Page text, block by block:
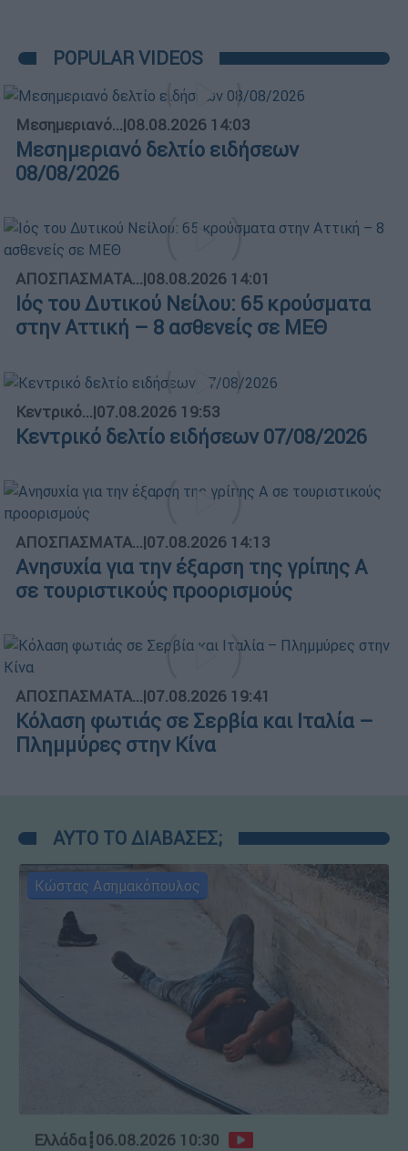
POPULAR VIDEOS
Μεσημεριανό...|08.08.2026 14:03
Μεσημεριανό δελτίο ειδήσεων
08/08/2026
ΑΠΟΣΠΑΣΜΑΤΑ...|08.08.2026 14:01
Ιός του Δυτικού Νείλου: 65 κρούσματα
στην Αττική – 8 ασθενείς σε ΜΕΘ
Κεντρικό...|07.08.2026 19:53
Κεντρικό δελτίο ειδήσεων 07/08/2026
ΑΠΟΣΠΑΣΜΑΤΑ...|07.08.2026 14:13
Ανησυχία για την έξαρση της γρίπης Α
σε τουριστικούς προορισμούς
ΑΠΟΣΠΑΣΜΑΤΑ...|07.08.2026 19:41
Κόλαση φωτιάς σε Σερβία και Ιταλία –
Πλημμύρες στην Κίνα
ΑΥΤΟ ΤΟ ΔΙΑΒΑΣΕΣ;
Κώστας Ασημακόπουλος
Ελλάδα┋06.08.2026 10:30